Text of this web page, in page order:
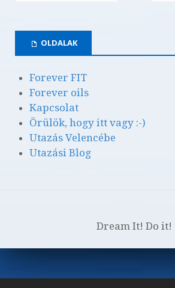
OLDALAK
Forever FIT
Forever oils
Kapcsolat
Örülök, hogy itt vagy :-)
Utazás Velencébe
Utazási Blog
Dream It! Do it!